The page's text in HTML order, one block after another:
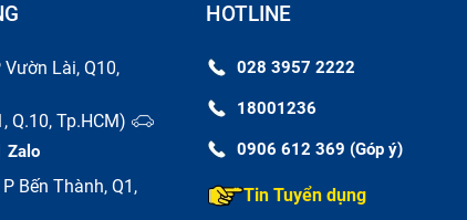
Lài, Q10,
Q.10, Tp.HCM)
Zalo
Bến Thành, Q1,
HOTLINE
028 3957 2222
18001236
0906 612 369 (Góp ý)
Tin Tuyển dụng